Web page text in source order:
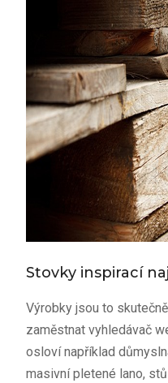
Stovky inspirací
Výrobky jsou to
zaměstnat vyhledávač
osloví například
masivní pletené lano,